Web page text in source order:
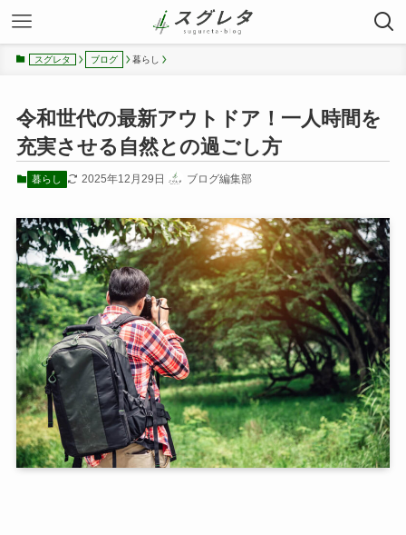
スグレタ ブログ 暮らし
令和世代の最新アウトドア！一人時間を
充実させる自然との過ごし方
暮らし 2025年12月29日 ブログ編集部